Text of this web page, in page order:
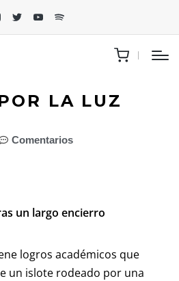
LA LUZ
Comentarios
un largo encierro
logros académicos que
un islote rodeado por una